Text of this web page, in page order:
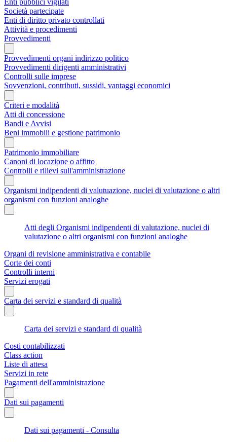
Società partecipate
Enti di diritto privato controllati
Attività e procedimenti
Provvedimenti
Provvedimenti organi indirizzo politico
Provvedimenti dirigenti amministrativi
Controlli sulle imprese
Sovvenzioni, contributi, sussidi, vantaggi economici
Criteri e modalità
Atti di concessione
Bandi e Avvisi
Beni immobili e gestione patrimonio
Patrimonio immobiliare
Canoni di locazione o affitto
Controlli e rilievi sull'amministrazione
Organismi indipendenti di valutuazione, nuclei di valutazione o altri
organismi con funzioni analoghe
Atti degli Organismi indipendenti di valutazione, nuclei di
valutazione o altri organismi con funzioni analoghe
Organi di revisione amministrativa e contabile
Corte dei conti
Controlli interni
Servizi erogati
Carta dei servizi e standard di qualità
Carta dei servizi e standard di qualità
Costi contabilizzati
Class action
Liste di attesa
Servizi in rete
Pagamenti dell'amministrazione
Dati sui pagamenti
Dati sui pagamenti - Consulta